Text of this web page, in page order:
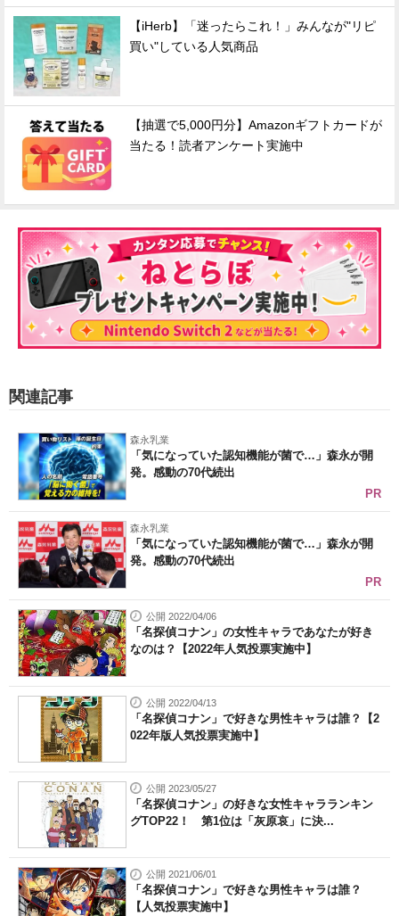
【iHerb】「迷ったらこれ！」みんなが"リピ
買い"している人気商品
【抽選で5,000円分】Amazonギフトカードが
当たる！読者アンケート実施中
関連記事
森永乳業
「気になっていた認知機能が菌で…」森永が開
発。感動の70代続出
PR
森永乳業
「気になっていた認知機能が菌で…」森永が開
発。感動の70代続出
PR
公開 2022/04/06
「名探偵コナン」の女性キャラであなたが好き
なのは？【2022年人気投票実施中】
公開 2022/04/13
「名探偵コナン」で好きな男性キャラは誰？【2
022年版人気投票実施中】
公開 2023/05/27
「名探偵コナン」の好きな女性キャラランキン
グTOP22！ 第1位は「灰原哀」に決...
公開 2021/06/01
「名探偵コナン」で好きな男性キャラは誰？
【人気投票実施中】